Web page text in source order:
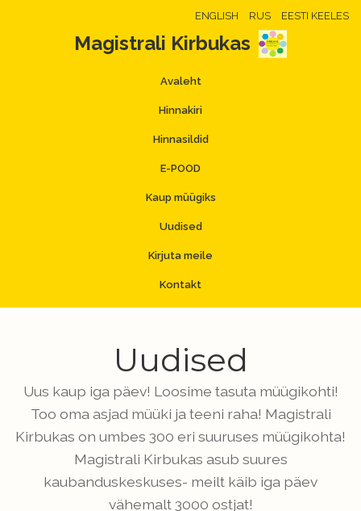
ENGLISH RUS EESTI KEELES
Magistrali Kirbukas
Avaleht
Hinnakiri
Hinnasildid
E-POOD
Kaup müügiks
Uudised
Kirjuta meile
Kontakt
Uudised
Uus kaup iga päev! Loosime tasuta müügikohti!
Too oma asjad müüki ja teeni raha! Magistrali
Kirbukas on umbes 300 eri suuruses müügikohta!
Magistrali Kirbukas asub suures
kaubanduskeskuses- meilt käib iga päev
vähemalt 3000 ostjat!